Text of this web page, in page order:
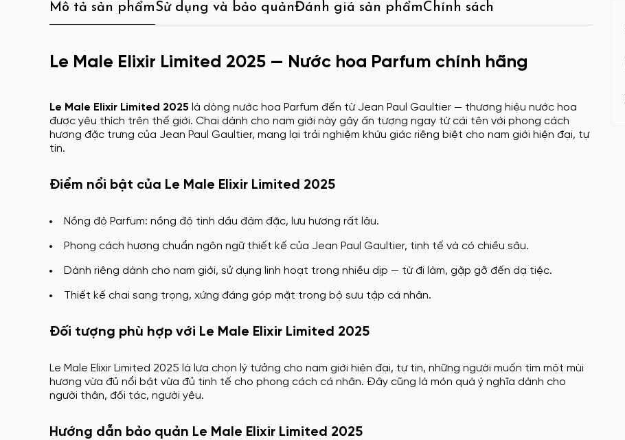
Mô tả sản phẩmSử dụng và bảo quảnĐánh giá sản phẩmChính sách
Le Male Elixir Limited 2025 — Nước hoa Parfum chính hãng
Le Male Elixir Limited 2025 là dòng nước hoa Parfum đến từ Jean Paul Gaultier — thương hiệu nước hoa
được yêu thích trên thế giới. Chai dành cho nam giới này gây ấn tượng ngay từ cái tên với phong cách
hương đặc trưng của Jean Paul Gaultier, mang lại trải nghiệm khứu giác riêng biệt cho nam giới hiện đại, tự
tin.
Điểm nổi bật của Le Male Elixir Limited 2025
Nồng độ Parfum: nồng độ tinh dầu đậm đặc, lưu hương rất lâu.
Phong cách hương chuẩn ngôn ngữ thiết kế của Jean Paul Gaultier, tinh tế và có chiều sâu.
Dành riêng dành cho nam giới, sử dụng linh hoạt trong nhiều dịp — từ đi làm, gặp gỡ đến dạ tiệc.
Thiết kế chai sang trọng, xứng đáng góp mặt trong bộ sưu tập cá nhân.
Đối tượng phù hợp với Le Male Elixir Limited 2025
Le Male Elixir Limited 2025 là lựa chọn lý tưởng cho nam giới hiện đại, tự tin, những người muốn tìm một mùi
hương vừa đủ nổi bật vừa đủ tinh tế cho phong cách cá nhân. Đây cũng là món quà ý nghĩa dành cho
người thân, đối tác, người yêu.
Hướng dẫn bảo quản Le Male Elixir Limited 2025